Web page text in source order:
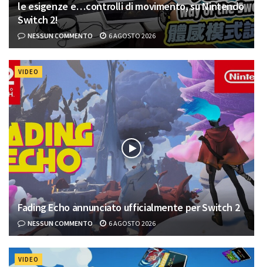
le esigenze e…controlli di movimento, su Nintendo
Switch 2!
NESSUN COMMENTO 6 AGOSTO 2026
VIDEO
Fading Echo annunciato ufficialmente per Switch 2
NESSUN COMMENTO 6 AGOSTO 2026
VIDEO